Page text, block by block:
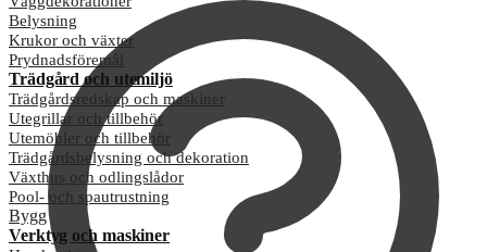
Belysning
Krukor och växter
Prydnadsföremål
Trädgård och utemiljö
Trädgårdsredskap och maskiner
Utegrillar och tillbehör
Utemöbler och tillbehör
Trädgårdsbelysning och dekoration
Växthus och odlingslådor
Pool- och spautrustning
Bygg
Verktyg och maskiner